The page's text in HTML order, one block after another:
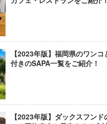
【2023年版】福岡県のワン
付きのSAPA一覧をご紹介！
【2023年版】ダックスフン